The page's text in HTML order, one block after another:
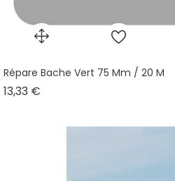
Répare Bache Vert 75 Mm / 20 M
13,33 €